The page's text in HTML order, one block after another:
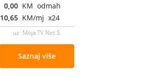
0,00 KM odmah
10,65 KM/mj x24
uz Moja TV Net S
Saznaj više